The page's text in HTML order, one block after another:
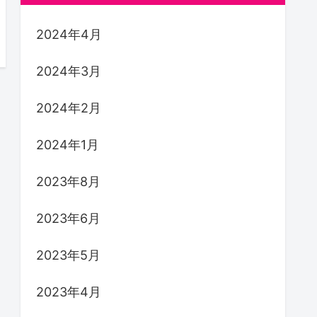
2024年4月
2024年3月
2024年2月
2024年1月
2023年8月
2023年6月
2023年5月
2023年4月